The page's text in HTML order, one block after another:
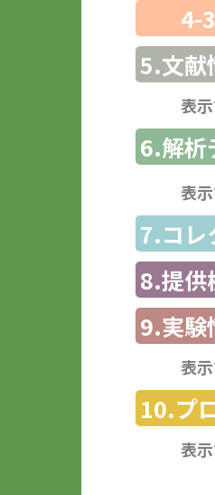
4-
5.文献
表
6.解析
表
7.コレ
8.提供
9.実験
表
10.プ
表